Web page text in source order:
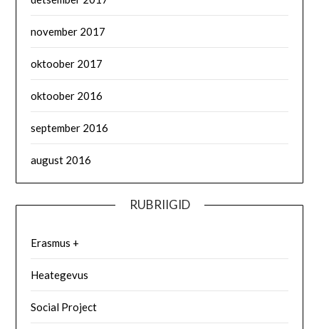
november 2017
oktoober 2017
oktoober 2016
september 2016
august 2016
RUBRIIGID
Erasmus +
Heategevus
Social Project